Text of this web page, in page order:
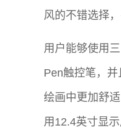
风的不错选择
用户能够使用
Pen触控笔，
绘画中更加舒
用12.4英寸显